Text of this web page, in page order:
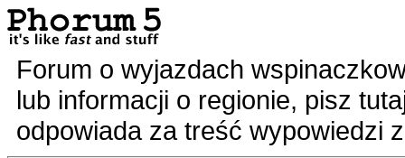
Forum o wyjazdach
lub informacji o regionie, pisz
odpowiada za treść wypowiedzi